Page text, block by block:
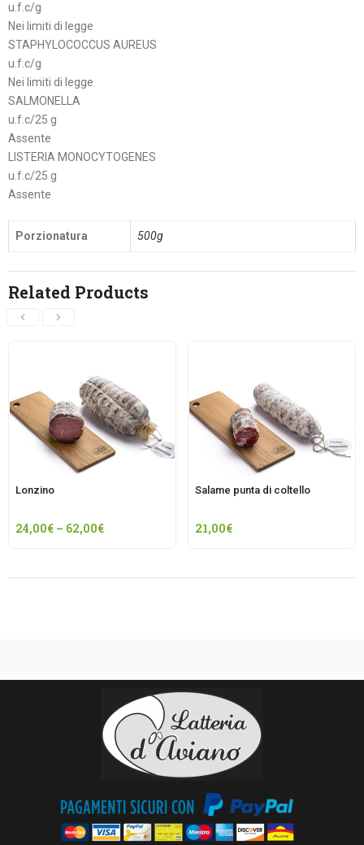
u.f.c/g
Nei limiti di legge
STAPHYLOCOCCUS AUREUS
u.f.c/g
Nei limiti di legge
SALMONELLA
u.f.c/25 g
Assente
LISTERIA MONOCYTOGENES
u.f.c/25 g
Assente
Porzionatura 500g
Related Products
Lonzino
24,00€ – 62,00€
Salame punta di coltello
21,00€